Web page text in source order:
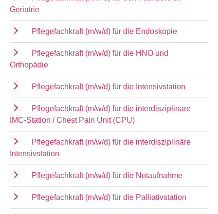
Geriatrie
Pflegefachkraft (m/w/d) für die Endoskopie
Pflegefachkraft (m/w/d) für die HNO und
Orthopädie
Pflegefachkraft (m/w/d) für die Intensivstation
Pflegefachkraft (m/w/d) für die interdisziplinäre
IMC-Station / Chest Pain Unit (CPU)
Pflegefachkraft (m/w/d) für die interdisziplinäre
Intensivstation
Pflegefachkraft (m/w/d) für die Notaufnahme
Pflegefachkraft (m/w/d) für die Palliativstation